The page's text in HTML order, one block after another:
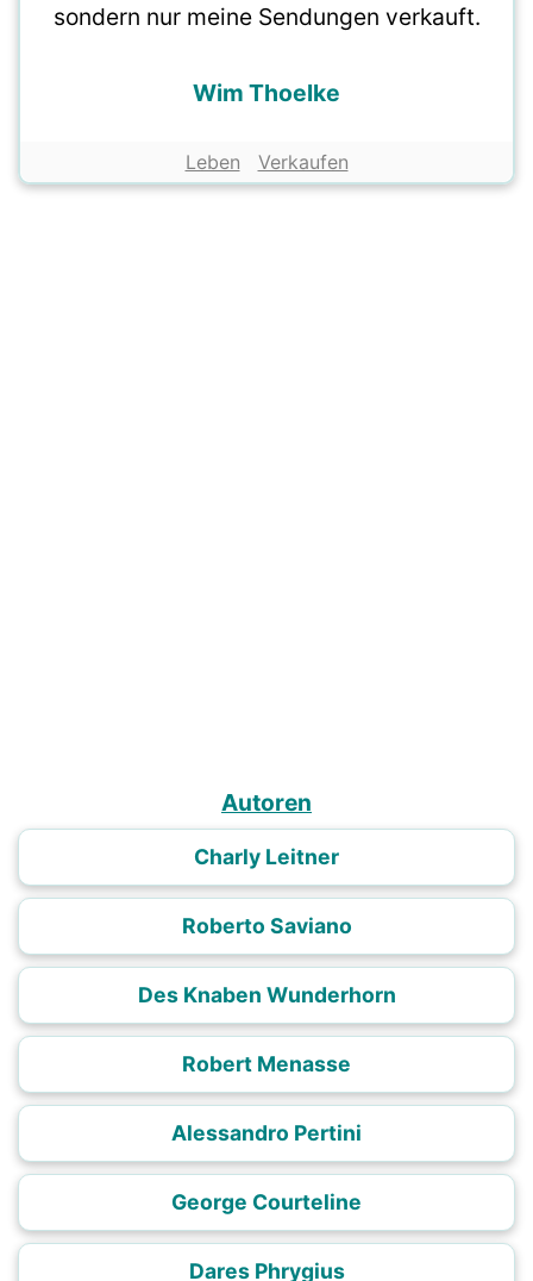
sondern nur meine Sendungen verkauft.
Wim Thoelke
Leben Verkaufen
Autoren
Charly Leitner
Roberto Saviano
Des Knaben Wunderhorn
Robert Menasse
Alessandro Pertini
George Courteline
Dares Phrygius